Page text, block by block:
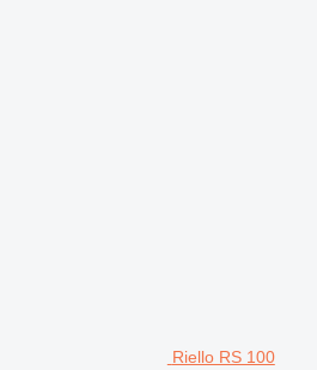
Riello RS 100